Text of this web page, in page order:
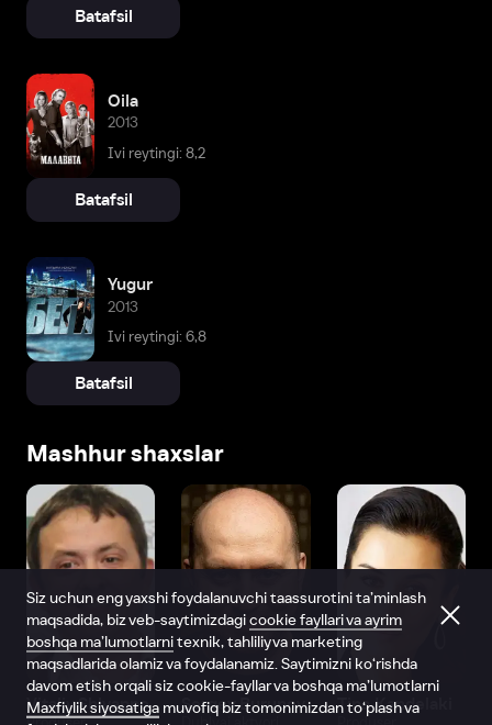
Batafsil
Oila
2013
Ivi reytingi: 8,2
Batafsil
Yugur
2013
Ivi reytingi: 6,8
Batafsil
Mashhur shaxslar
Vitaliy Shlyappo Sergey Burunov Tina Kandelaki
Siz uchun eng yaxshi foydalanuvchi taassurotini ta’minlash
maqsadida, biz veb-saytimizdagicookie fayllari va ayrim
boshqa ma’lumotlarnitexnik, tahliliy va marketing
maqsadlarida olamiz va foydalanamiz. Saytimizni ko‘rishda
davom etish orqali siz cookie-fayllar va boshqa ma’lumotlarni
Maxfiylik siyosatiga muvofiq biz tomonimizdan to‘plash va